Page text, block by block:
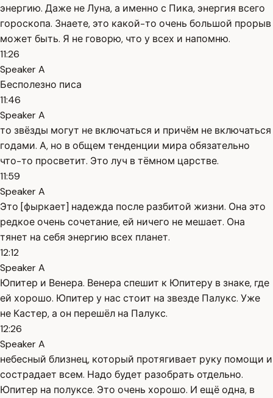
энергию. Даже не Луна, а именно с Пика, энергия всего
гороскопа. Знаете, это какой-то очень большой прорыв
может быть. Я не говорю, что у всех и напомню.
11:26
Speaker A
Бесполезно писа
11:46
Speaker A
то звёзды могут не включаться и причём не включаться
годами. А, но в общем тенденции мира обязательно
что-то просветит. Это луч в тёмном царстве.
11:59
Speaker A
Это [фыркает] надежда после разбитой жизни. Она это
редкое очень сочетание, ей ничего не мешает. Она
тянет на себя энергию всех планет.
12:12
Speaker A
Юпитер и Венера. Венера спешит к Юпитеру в знаке, где
ей хорошо. Юпитер у нас стоит на звезде Палукс. Уже
не Кастер, а он перешёл на Палукс.
12:26
Speaker A
небесный близнец, который протягивает руку помощи и
сострадает всем. Надо будет разобрать отдельно.
Юпитер на полуксе. Это очень хорошо. И ещё одна, в